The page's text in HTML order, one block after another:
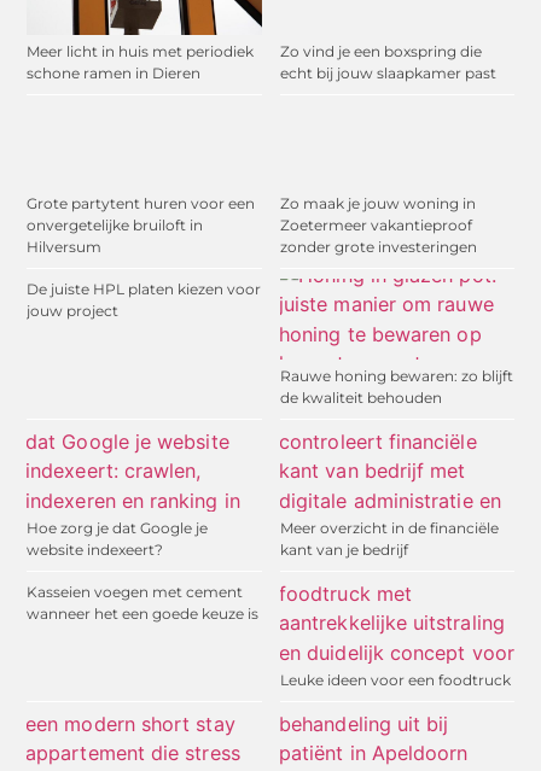
Meer licht in huis met periodiek
schone ramen in Dieren
Zo vind je een boxspring die
echt bij jouw slaapkamer past
Grote partytent huren voor een
onvergetelijke bruiloft in
Hilversum
Zo maak je jouw woning in
Zoetermeer vakantieproof
zonder grote investeringen
De juiste HPL platen kiezen voor
jouw project
Rauwe honing bewaren: zo blijft
de kwaliteit behouden
Hoe zorg je dat Google je
website indexeert?
Meer overzicht in de financiële
kant van je bedrijf
Kasseien voegen met cement
wanneer het een goede keuze is
Leuke ideen voor een foodtruck